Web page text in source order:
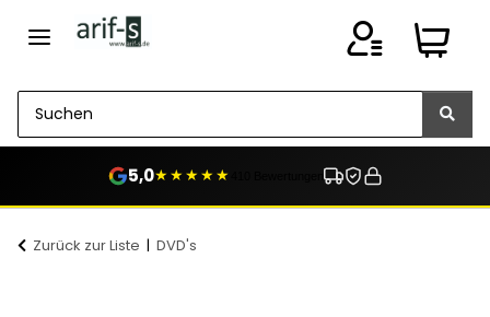
5,0★★★★★
Zurück zur Liste DVD's